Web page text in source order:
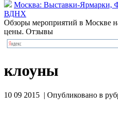
Москва: Выставки-Ярмарки,
ВДНХ
Обзоры мероприятий в Москве
цены. Отзывы
клоуны
10 09 2015 | Опубликовано в